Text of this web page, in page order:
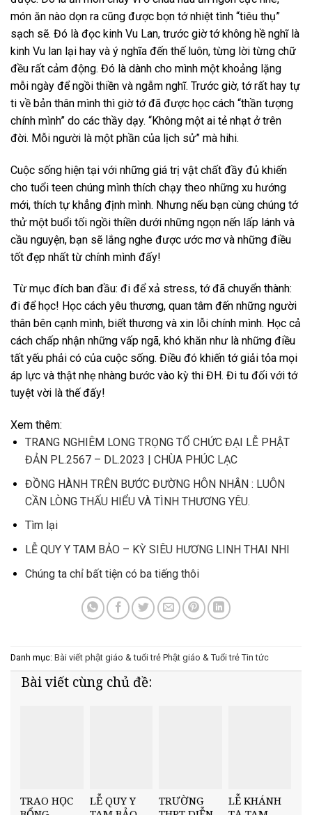
món ăn nào dọn ra cũng được bọn tớ nhiệt tình “tiêu thụ”
sạch sẽ. Đó là đọc kinh Vu Lan, trước giờ tớ không hề nghĩ là
kinh Vu lan lại hay và ý nghĩa đến thế luôn, từng lời từng chữ
đều rất cảm động. Đó là dành cho mình một khoảng lặng
mỗi ngày để ngồi thiền và ngẫm nghĩ. Trước giờ, tớ rất hay tự
ti về bản thân mình thì giờ tớ đã được học cách “thần tượng
chính mình” do các thầy dạy. “Không một ai tẻ nhạt ở trên
đời. Mỗi người là một phần của lịch sử” mà hihi.
Cuộc sống hiện tại với những giá trị vật chất đầy đủ khiến
cho tuổi teen chúng mình thích chạy theo những xu hướng
mới, thích tự khẳng định mình. Nhưng nếu bạn cùng chúng tớ
thử một buổi tối ngồi thiền dưới những ngọn nến lấp lánh và
cầu nguyện, bạn sẽ lắng nghe được ước mơ và những điều
tốt đẹp nhất từ chính mình đấy!
Từ mục đích ban đầu: đi để xả stress, tớ đã chuyển thành:
đi để học! Học cách yêu thương, quan tâm đến những người
thân bên cạnh mình, biết thương và xin lỗi chính mình. Học cả
cách chấp nhận những vấp ngã, khó khăn như là những điều
tất yếu phải có của cuộc sống. Điều đó khiến tớ giải tỏa mọi
áp lực và thật nhẹ nhàng bước vào kỳ thi ĐH. Đi tu đối với tớ
tuyệt vời là thế đấy!
Xem thêm:
TRANG NGHIÊM LONG TRỌNG TỔ CHỨC ĐẠI LỄ PHẬT
ĐẢN PL.2567 – DL.2023 | CHÙA PHÚC LẠC
ĐỒNG HÀNH TRÊN BƯỚC ĐƯỜNG HÔN NHÂN : LUÔN
CẦN LÒNG THẤU HIỂU VÀ TÌNH THƯƠNG YÊU.
Tìm lại
LỄ QUY Y TAM BẢO – KỲ SIÊU HƯƠNG LINH THAI NHI
Chúng ta chỉ bất tiện có ba tiếng thôi
Danh mục: Bài viết phật giáo & tuổi trẻ Phật giáo & Tuổi trẻ Tin tức
Bài viết cùng chủ đề:
TRAO HỌC
LỄ QUY Y
TRƯỜNG
LỄ KHÁNH